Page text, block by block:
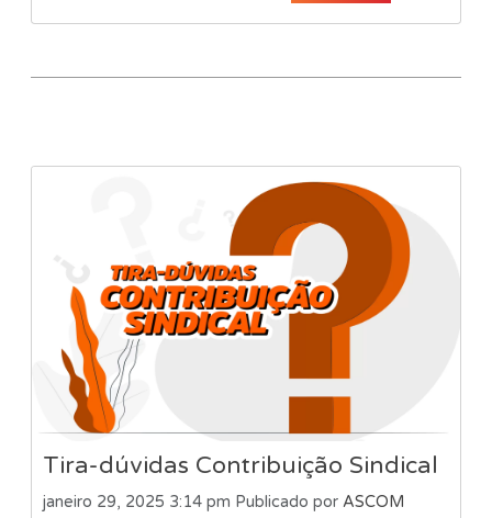
Tira-dúvidas Contribuição Sindical
janeiro 29, 2025 3:14 pm Publicado por ASCOM